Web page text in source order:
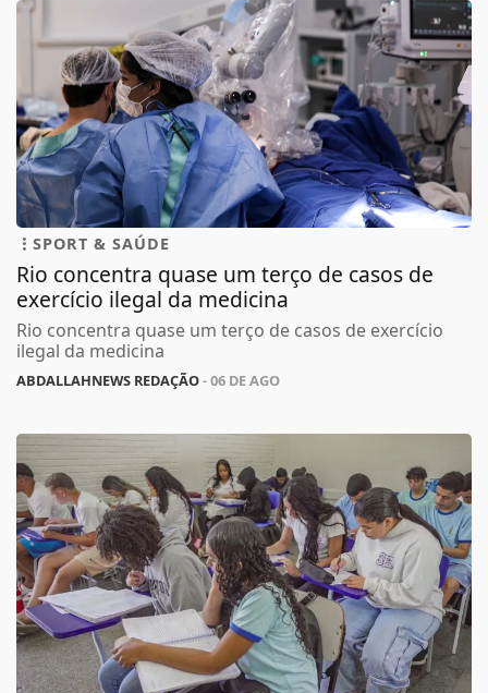
SPORT & SAÚDE
Rio concentra quase um terço de casos de
exercício ilegal da medicina
Rio concentra quase um terço de casos de exercício
ilegal da medicina
ABDALLAHNEWS REDAÇÃO- 06 DE AGO